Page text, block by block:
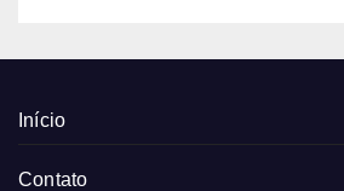
Início
Contato